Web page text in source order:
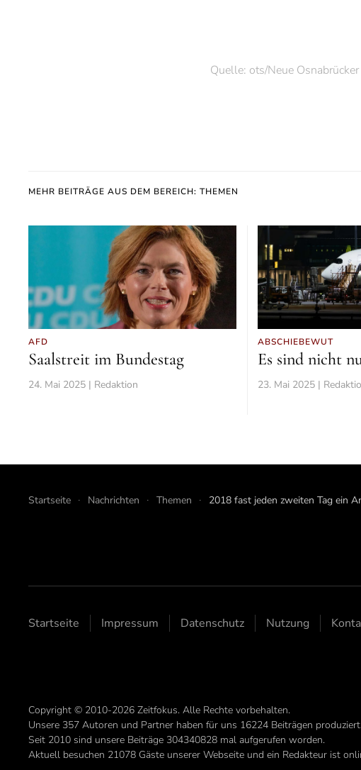
Quelle: ots/Neue
MEHR BEITRÄGE AUS DEM BEREICH: THEMEN
AFD
Saalstreit im Bundestag
24. Mai 2025 | Redaktion
ABSCHIEBEWUT
Es sind nicht
23. Mai 2025 |
Startseite Nachrichten Themen 2018 fast jeden zweiten Tag ein
Startseite Impressum Datenschutz Nutzung
Copyright © 2010-2026 Zeitfokus. Alle Rechte vorbehalten.
Unsere 357 Autoren und Partner haben für uns 16224 Beiträgen
Seit 2010 sind unsere Beiträge 304340828 mal aufgerufen worden.
Aktuell besuchen 21078 Gäste unserer Webseite und ein Redakteur ist